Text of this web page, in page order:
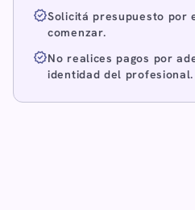
verifiedSolicitá presupuesto por
comenzar.
verifiedNo realices pagos por
identidad del profesional.